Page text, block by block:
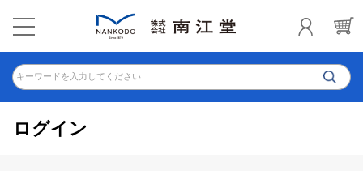
キーワードを入力してください
ログイン